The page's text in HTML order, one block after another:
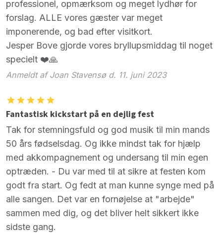
professionel, opmærksom og meget lydhør for
forslag. ALLE vores gæster var meget
imponerende, og bad efter visitkort.
Jesper Bove gjorde vores bryllupsmiddag til noget
specielt ❤️🙏
Anmeldt af Joan Stavensø d. 11. juni 2023
Fantastisk kickstart på en dejlig fest
Tak for stemningsfuld og god musik til min mands
50 års fødselsdag. Og ikke mindst tak for hjælp
med akkompagnement og undersang til min egen
optræden. - Du var med til at sikre at festen kom
godt fra start. Og fedt at man kunne synge med på
alle sangen. Det var en fornøjelse at "arbejde"
sammen med dig, og det bliver helt sikkert ikke
sidste gang.